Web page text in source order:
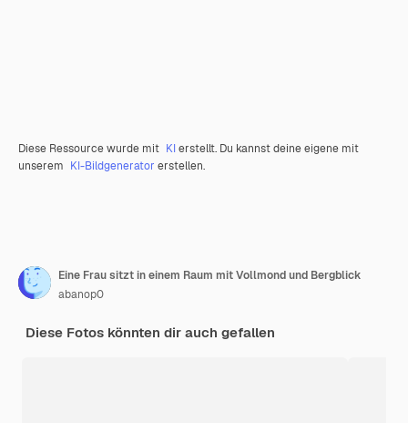
Diese Ressource wurde mit KIerstellt. Du kannst deine eigene mit
unserem KI-Bildgenerator erstellen.
Eine Frau sitzt in einem Raum mit Vollmond und Bergblick
abanop0
Diese Fotos könnten dir auch gefallen